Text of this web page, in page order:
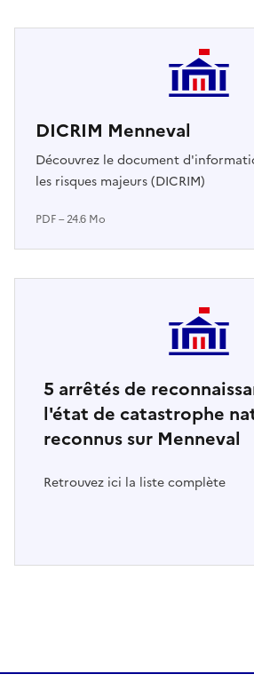
DICRIM Menneval
PDF – 24.6 Mo
Découvrez le document
les risques majeurs (DICRIM)
5 arrêtés de
l'état de catastrophe
reconnus sur Menneval
Retrouvez ici la liste complète